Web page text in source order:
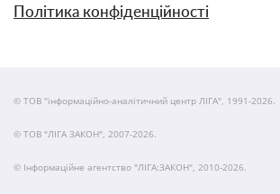
Політика конфіденційності
© ТОВ "інформаційно-аналітичний центр ЛІГА", 1991-2026.
© ТОВ "ЛІГА ЗАКОН", 2007-2026.
© Інформаційне агентство "ЛІГА:ЗАКОН", 2010-2026.